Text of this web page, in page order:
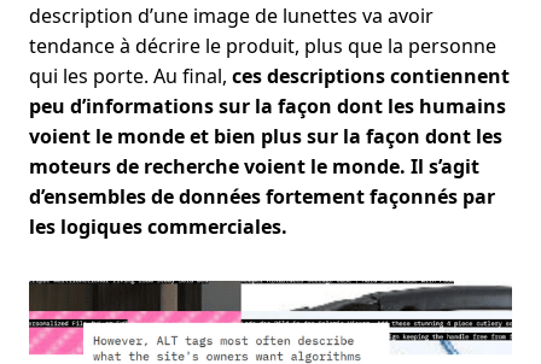
description d’une image de lunettes va avoir
tendance à décrire le produit, plus que la personne
qui les porte. Au final, ces descriptions contiennent
peu d’informations sur la façon dont les humains
voient le monde et bien plus sur la façon dont les
moteurs de recherche voient le monde. Il s’agit
d’ensembles de données fortement façonnés par
les logiques commerciales.